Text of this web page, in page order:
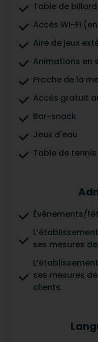
Table de billard
Accès Wi-Fi
Aire de jeux
Animations en
Proche de la
Accès gratuit
Bar-snack
Jeux d'eau
Table de
Événements/
ses mesures
ses mesures
clients.